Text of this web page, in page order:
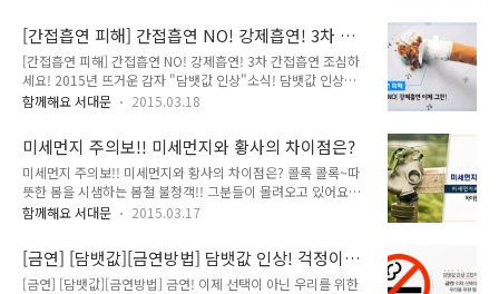
에요. TONG지가 서두에 말씀드린 내용부터 알아볼까요! 금연
구역 과태료 지금부터 시작합니다...
고 계시죠! 하지만 그것만이 전부는 아니에요. 흡연자가 담배를
피우고 난 후 옷이나 카펫 등에 남아있는 유해물질로 인한 3차
흡연도 간접흡연에 포함됩니다. 우리를 괴롭히는 간접흡연 자세
히 알아볼까요! 2013년 서울시민하루 평균 간접흡연 노출 시
간!! 바로 7.5분!!! 생각보다 많다고 생각하시나요? 적다고 생각
간접흡연에 노출되고 있다는 뜻인데요. 꼭 흡연자랑 같은 장소에
있다고 간접흡연에 노출되는..
[간접흡연 피해] 간접흡연 NO! 강제흡연! 3차 간
접흡연 조심하세요!
[간접흡연 피해] 간접흡연 NO! 강제흡연! 3차 간접흡연 조심하
세요! 2015년 뜨거운 감자 "담뱃값 인상"소식! 담뱃값 인상으
로 많은 분들이 새해 계획을 "금연"으로 외치고 있는데요. 잘 지
어야 하는 이유! 내 몸을 망칠뿐 아니라 우리 주변에도 피해를 주
기 때문이에요. 상쾌한 아침공기를 마시며 출근길, 등교길에 어
디선가 느껴지는 불쾌한 공기의 흐름! 불쾌하게 하루를 시작하
게 만드는 바로 그것! 간접흡연!! 백해무익한 담배는 자신뿐 아
니라 주변 사람에게도 피해를 준답니다. 지기와 함께 간접흡연의
있는 사람이 담배연기를 마시게 되는 것을 말하는데요. 담배 연
기는 주류담배연기와 비주류담..
함께해요 서대문 2015.03.18
미세먼지 주의보!! 미세먼지와 황사의 차이점은?
미세먼지 주의보!! 미세먼지와 황사의 차이점은? 콜록 콜록~따
뜻한 봄을 시샘하는 봄철 불청객!! 그분들이 몰려오고 있어요~
미세먼지와 황사가 대표주자인데요. 오늘은 비슷하면서 다른 두
지기와 함께 파헤쳐봐요~ 미세먼지 너는 누구냐? 미세먼지는 여
러 가지 복합한 성분을 가지고 있는 대기 중 부유 물질이에요. 발
생원인은 자동차의 배기가스, 도로 주행과정에서 발생하는 먼지
함께해요 서대문 2015.03.17
[금연] [담뱃값][금연방법] 담뱃값 인상! 걱정이시
죠~ <금연! 이제 선택이 아닌 우리를 위한 필수입
[금연] [담뱃값][금연방법] 금연! 이제 선택이 아닌 우리를 위한